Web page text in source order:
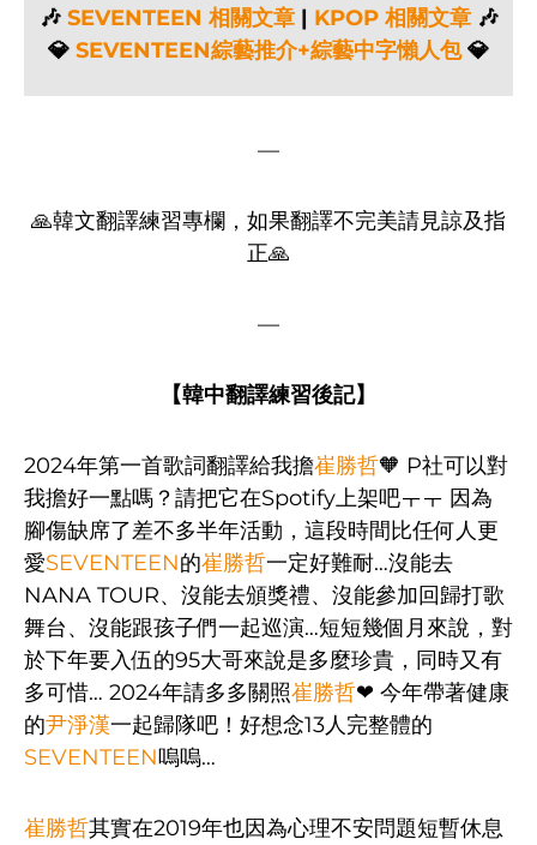
🎶 SEVENTEEN 相關文章| KPOP 相關文章🎶
💎 SEVENTEEN綜藝推介+綜藝中字懶人包💎
—
🙏韓文翻譯練習專欄，如果翻譯不完美請見諒及指
正🙏
—
【韓中翻譯練習後記】
2024年第一首歌詞翻譯給我擔崔勝哲🧡 P社可以對
我擔好一點嗎？請把它在Spotify上架吧ㅜㅜ 因為
腳傷缺席了差不多半年活動，這段時間比任何人更
愛SEVENTEEN的崔勝哲一定好難耐…沒能去
NANA TOUR、沒能去頒獎禮、沒能參加回歸打歌
舞台、沒能跟孩子們一起巡演…短短幾個月來說，對
於下年要入伍的95大哥來說是多麼珍貴，同時又有
多可惜… 2024年請多多關照崔勝哲❤ 今年帶著健康
的尹淨漢一起歸隊吧！好想念13人完整體的
SEVENTEEN嗚嗚…
崔勝哲其實在2019年也因為心理不安問題短暫休息